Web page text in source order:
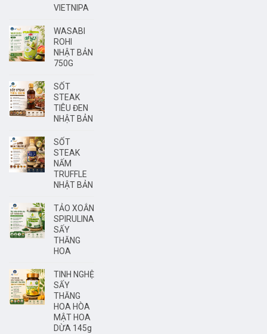
VIETNIPA
WASABI
ROHI
NHẬT BẢN
750G
SỐT
STEAK
TIÊU ĐEN
NHẬT BẢN
SỐT
STEAK
NẤM
TRUFFLE
NHẬT BẢN
TẢO XOẮN
SPIRULINA
SẤY
THĂNG
HOA
TINH NGHỆ
SẤY
THĂNG
HOA HÒA
MẬT HOA
DỪA 145g